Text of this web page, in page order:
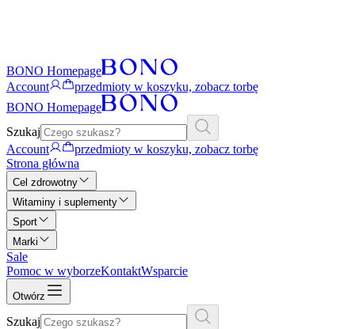
BONO Homepage
Account
przedmioty w koszyku, zobacz torbę
BONO Homepage
Szukaj
Account
przedmioty w koszyku, zobacz torbę
Strona główna
Cel zdrowotny
Witaminy i suplementy
Sport
Marki
Sale
Pomoc w wyborzeKontaktWsparcie
Otwórz
Szukaj